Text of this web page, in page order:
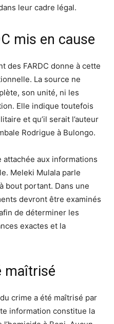
leur cadre légal.
mis en cause
des FARDC donne à cette
La source ne
son unité, ni les
Elle indique toutefois
et qu’il serait l’auteur
Rodrigue à Bulongo.
attachée aux informations
Meleki Mulala parle
bout portant. Dans une
devront être examinés
de déterminer les
exactes et la
maîtrisé
crime a été maîtrisé par
information constitue la